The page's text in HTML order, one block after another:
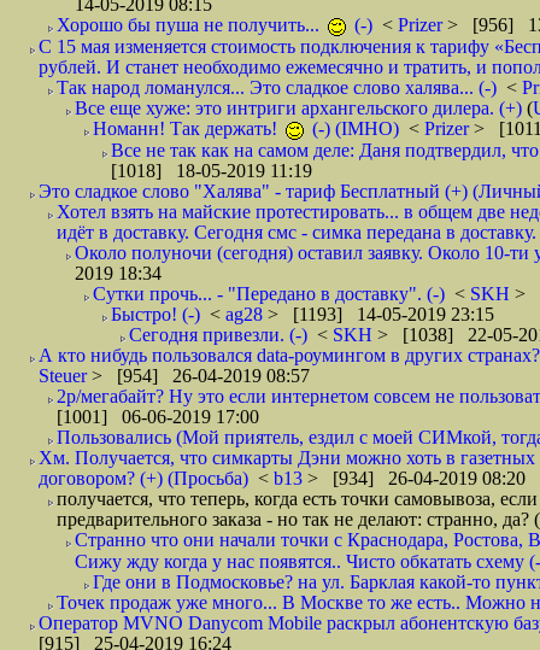
14-05-2019 08:15
Хорошо бы пуша не получить...
(-) < Prizer> [956]
С 15 мая изменяется стоимость подключения к тарифу
рублей. И станет необходимо ежемесячно и тратить, и
Так народ ломанулся... Это сладкое слово халява... (-) <
Все еще хуже: это интриги архангельского дилера. (+) (
Номанн! Так держать!
(-) (IMHO) < Prizer>
Все не так как на самом деле: Даня подтвердил,
[1018] 18-05-2019 11:19
Это сладкое слово "Халява" - тариф Бесплатный (+)
Хотел взять на майские протестировать... в общем две
идёт в доставку. Сегодня смс - симка передана в
Около полуночи (сегодня) оставил заявку. Около 10-ти
2019 18:34
Сутки прочь... - "Передано в доставку". (-) < SKH >
Быстро! (-) < ag28 > [1193] 14-05-2019 23:15
Сегодня привезли. (-) < SKH > [1038] 22-05-
А кто нибудь пользовался data-роумингом в других
Steuer> [954] 26-04-2019 08:57
2р/мегабайт? Ну это если интернетом совсем не
[1001] 06-06-2019 17:00
Пользовались (Мой приятель, ездил с моей СИМкой,
Хм. Получается, что симкарты Дэни можно хоть в газетных
договором? (+) (Просьба) < b13 > [934] 26-04-2019 08:20
получается, что теперь, когда есть точки самовывоза,
предварительного заказа - но так не делают: странно, да?
Странно что они начали точки с Краснодара,
Сижу жду когда у нас появятся.. Чисто обкатать схему
Где они в Подмосковье? на ул. Барклая какой-то
Точек продаж уже много... В Москве то же есть.. Можно
Оператор MVNO Danycom Mobile раскрыл абонентскую
[915] 25-04-2019 16:24